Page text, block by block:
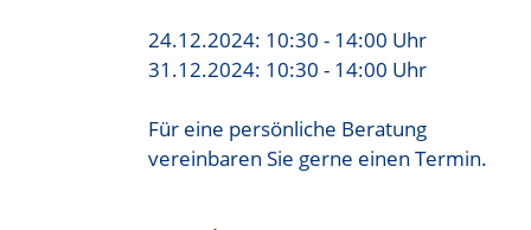
24.12.2024: 10:30 - 14:00 Uhr
31.12.2024: 10:30 - 14:00 Uhr
Für eine persönliche Beratung
vereinbaren Sie gerne einen Termin.